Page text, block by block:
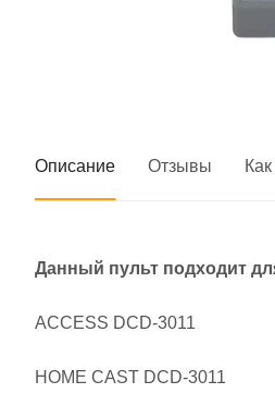
Описание Отзывы
Данный пульт подходит
ACCESS DCD-3011
HOME CAST DCD-3011